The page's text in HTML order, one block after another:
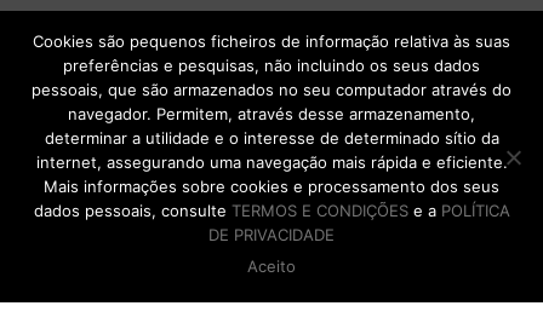
POLÍTICA DE PRIVACIDADE|TERMOS E CONDIÇÕESlCONDIÇÕES
GERAIS DE VENDA| Alberto Oculista, SA 2026. Todos os direitos reservados.
DE VOLTA AO TOPO
Cookies são pequenos ficheiros de informação relativa às suas
preferências e pesquisas, não incluindo os seus dados
pessoais, que são armazenados no seu computador através do
navegador. Permitem, através desse armazenamento,
determinar a utilidade e o interesse de determinado sítio da
internet, assegurando uma navegação mais rápida e eficiente.
Mais informações sobre cookies e processamento dos seus
dados pessoais, consulte TERMOS E CONDIÇÕESe a POLÍTICA
DE PRIVACIDADE
Aceito